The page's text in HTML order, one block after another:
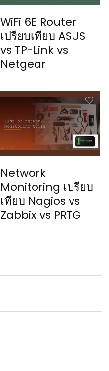
WiFi 6E Router
เปรียบเทียบ ASUS
vs TP-Link vs
Netgear
Network
Monitoring เปรียบ
เทียบ Nagios vs
Zabbix vs PRTG